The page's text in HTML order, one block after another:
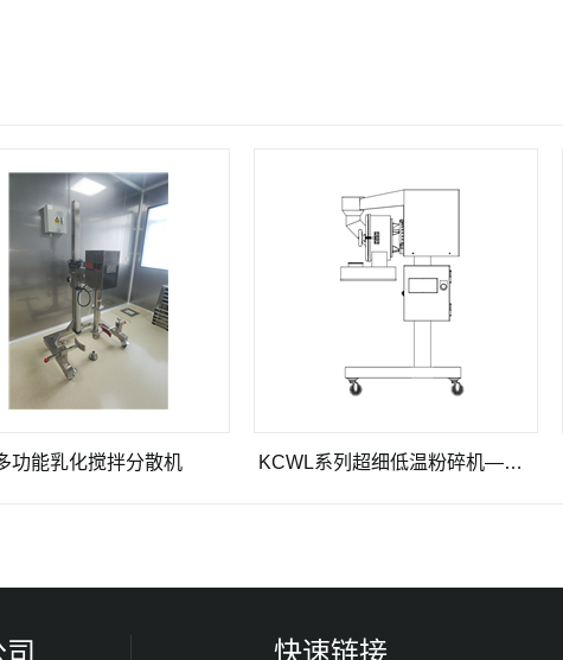
化搅拌分散机 KCWL系列超细低温粉碎机——专业级化药粉碎机/原料药粉碎机
快速链接